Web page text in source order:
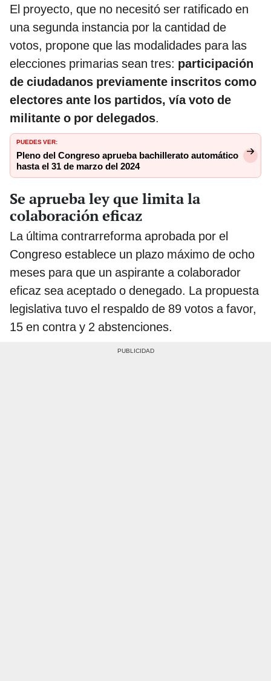
El proyecto, que no necesitó ser ratificado en
una segunda instancia por la cantidad de
votos, propone que las modalidades para las
elecciones primarias sean tres: participación
de ciudadanos previamente inscritos como
electores ante los partidos, vía voto de
militante o por delegados.
PUEDES VER:
Pleno del Congreso aprueba bachillerato automático
hasta el 31 de marzo del 2024
Se aprueba ley que limita la
colaboración eficaz
La última contrarreforma aprobada por el
Congreso establece un plazo máximo de ocho
meses para que un aspirante a colaborador
eficaz sea aceptado o denegado. La propuesta
legislativa tuvo el respaldo de 89 votos a favor,
15 en contra y 2 abstenciones.